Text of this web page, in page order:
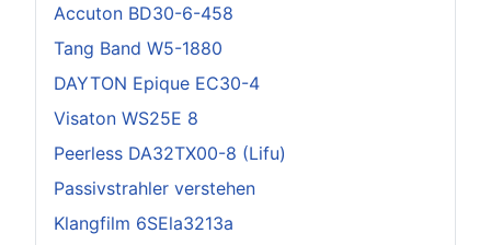
Accuton BD30-6-458
Tang Band W5-1880
DAYTON Epique EC30-4
Visaton WS25E 8
Peerless DA32TX00-8 (Lifu)
Passivstrahler verstehen
Klangfilm 6SEla3213a